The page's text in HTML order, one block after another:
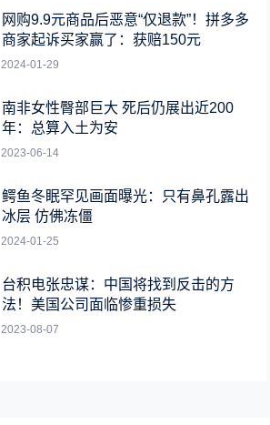
网购9.9元商品后恶意“仅退款”！拼多多
商家起诉买家赢了：获赔150元
2024-01-29
南非女性臀部巨大 死后仍展出近200
年：总算入土为安
2023-06-14
鳄鱼冬眠罕见画面曝光：只有鼻孔露出
冰层 仿佛冻僵
2024-01-25
台积电张忠谋：中国将找到反击的方
法！美国公司面临惨重损失
2023-08-07